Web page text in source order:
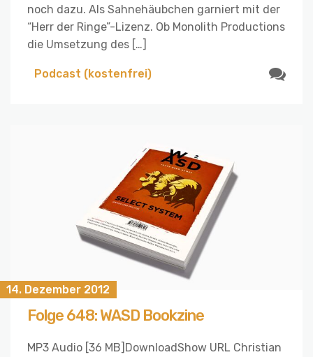
noch dazu. Als Sahnehäubchen garniert mit der
“Herr der Ringe”-Lizenz. Ob Monolith Productions
die Umsetzung des […]
Podcast (kostenfrei)
14. Dezember 2012
Folge 648: WASD Bookzine
MP3 Audio [36 MB]DownloadShow URL Christian